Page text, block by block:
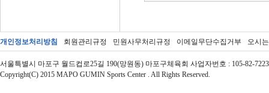
개인정보처리방침 회원관리규정 민원사무처리규정 이메일무단수집거부 오시
서울특별시 마포구 월드컵로25길 190(망원동) 마포구체육회 사업자번호 : 105-82-
Copyright(C) 2015 MAPO GUMIN Sports Center . All Rights Reserved.